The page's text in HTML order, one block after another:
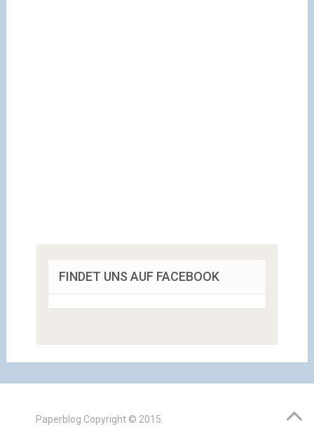
FINDET UNS AUF FACEBOOK
Paperblog Copyright © 2015.